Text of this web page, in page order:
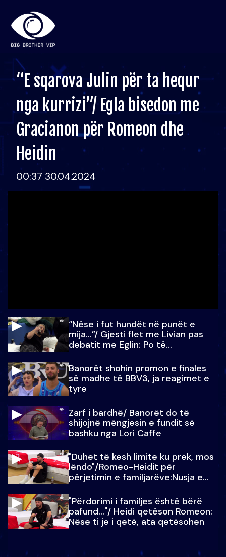
“E sqarova Julin për ta hequr
nga kurrizi”/ Egla bisedon me
Gracianon për Romeon dhe
Heidin
00:37 30.04.2024
“Nëse i fut hundët në punët e
mija…”/ Gjesti flet me Livian pas
debatit me Eglin: Po të
Banorët shohin promon e finales
së madhe të BBV3, ja reagimet e
tyre
Zarf i bardhë/ Banorët do të
shijojnë mëngjesin e fundit së
bashku nga Lori Caffe
"Duhet të kesh limite ku prek, mos
lëndo"/Romeo-Heidit për
përjetimin e familjarëve:Nusja e
"Përdorimi i familjes është bërë
pafund…"/ Heidi qetëson Romeon:
Nëse ti je i qetë, ata qetësohen